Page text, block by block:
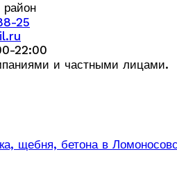
район
25
22:00
и частными лицами.